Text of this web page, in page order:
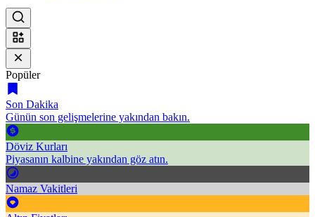
Popüler
Son Dakika
Günün son gelişmelerine yakından bakın.
Döviz Kurları
Piyasanın kalbine yakından göz atın.
Namaz Vakitleri